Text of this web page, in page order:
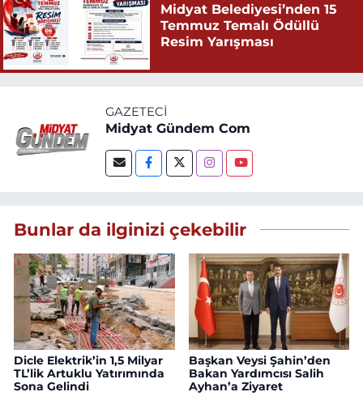
Midyat Belediyesi’nden 15
Temmuz Temalı Ödüllü
Resim Yarışması
GAZETECI
Midyat Gündem Com
Bunlar da ilginizi çekebilir
Dicle Elektrik’in 1,5 Milyar
TL’lik Artuklu Yatırımında
Sona Gelindi
Başkan Veysi Şahin’den
Bakan Yardımcısı Salih
Ayhan’a Ziyaret